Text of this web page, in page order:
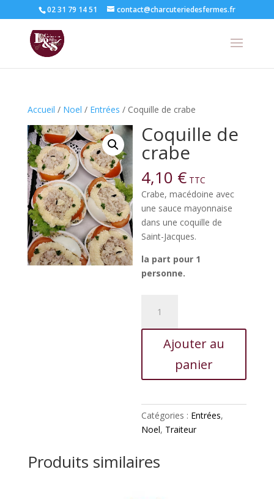
02 31 79 14 51 contact@charcuteriedesfermes.fr
Accueil / Noel / Entrées / Coquille de crabe
Coquille de
crabe
4,10 € TTC
Crabe, macédoine avec
une sauce mayonnaise
dans une coquille de
Saint-Jacques.
la part pour 1
personne.
Coquille
Ajouter au
panier
Catégories : Entrées,
Noel, Traiteur
Produits similaires